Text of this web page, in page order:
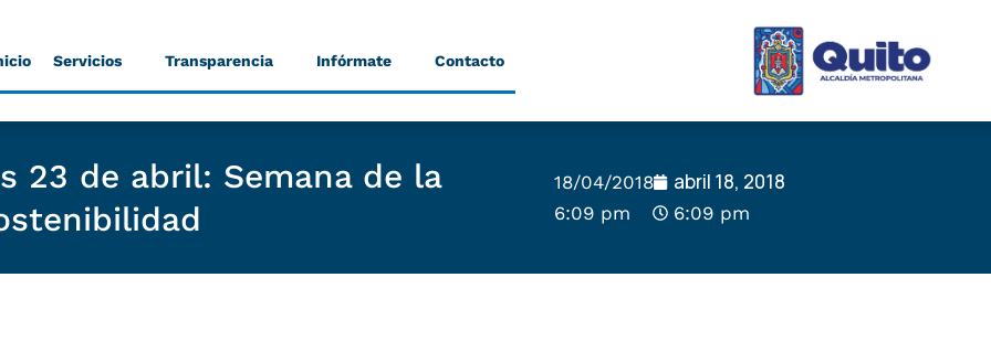
Servicios Transparencia Infórmate Contacto
23 de abril: Semana de la
18/04/2018
6:09 pm
abril 18, 2018
6:09 pm